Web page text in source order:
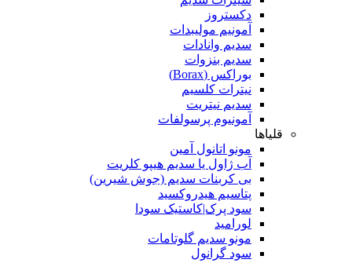
دکستروز
آمونیم مولیبدات
سدیم وانادات
سدیم بنزوات
بوراکس (Borax)
نیترات کلسیم
سدیم نیتریت
آمونیوم پرسولفات
قلیاها
مونو اتانول آمین
آب ژاول یا سدیم هیپو کلریت
بی کربنات سدیم (جوش شیرین)
پتاسیم هیدروکسید
سود پرک|کاستیک سودا
لورامید
مونو سدیم گلوتامات
سود گرانول